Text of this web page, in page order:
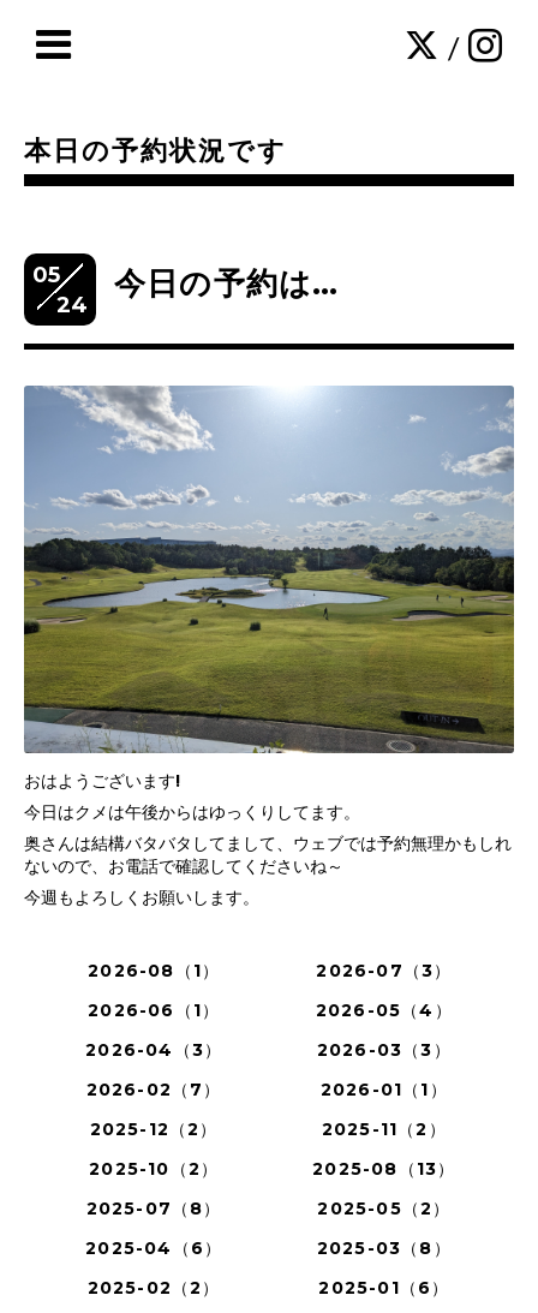
/
本日の予約状況です
05
24
今日の予約は…
おはようございます!
今日はクメは午後からはゆっくりしてます。
奥さんは結構バタバタしてまして、ウェブでは予約無理かもしれ
ないので、お電話で確認してくださいね～
今週もよろしくお願いします。
2026-08（1）
2026-07（3）
2026-06（1）
2026-05（4）
2026-04（3）
2026-03（3）
2026-02（7）
2026-01（1）
2025-12（2）
2025-11（2）
2025-10（2）
2025-08（13）
2025-07（8）
2025-05（2）
2025-04（6）
2025-03（8）
2025-02（2）
2025-01（6）